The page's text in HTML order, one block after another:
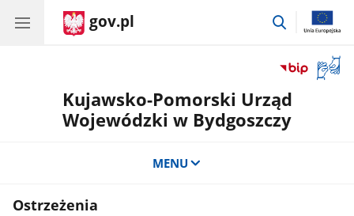
gov.pl
przejdź
okno
Kujawsko-Pomorski Urząd
Wojewódzki w Bydgoszczy
MENU
Ostrzeżenia